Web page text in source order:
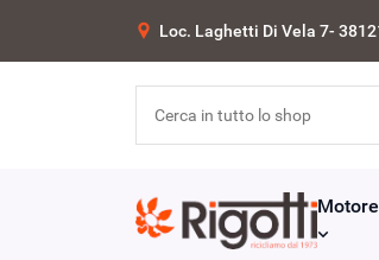
Loc. Laghetti Di Vela 7-
Motore